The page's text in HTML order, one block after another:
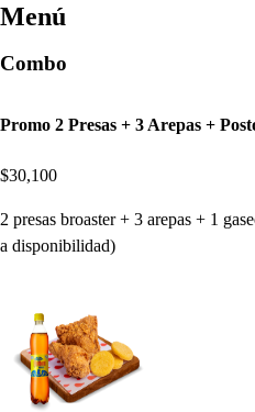
Menú
Combo
Promo 2 Presas + 3 Arepas +
$30,100
2 presas broaster + 3 arepas + 1
a disponibilidad)